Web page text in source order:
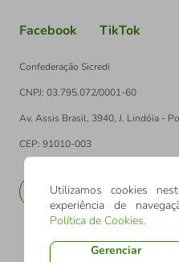
Facebook TikTok
Confederação Sicredi
CNPJ: 03.795.072/0001-60
Av. Assis Brasil, 3940, J. Lindóia -
CEP: 91010-003
EN
Utilizamos cookies
experiência de
Política de Cookies.
Gerenciar